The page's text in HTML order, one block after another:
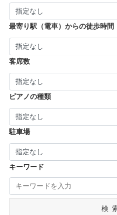
河内長野市 (3)
| … 福知山市・城陽市・
| … 長岡京市・亀岡市・
| … 葛城市・平群町・王
| … 御所市・五條市・宇
最寄り駅（電車）からの徒歩時間
客席数
ピアノの種類
駐車場
キーワード
検